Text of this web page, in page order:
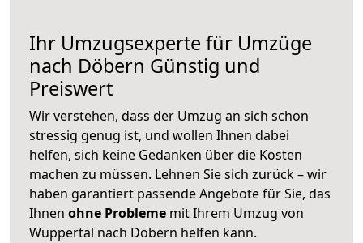
Ihr Umzugsexperte für Umzüge
nach Döbern Günstig und
Preiswert
Wir verstehen, dass der Umzug an sich schon
stressig genug ist, und wollen Ihnen dabei
helfen, sich keine Gedanken über die Kosten
machen zu müssen. Lehnen Sie sich zurück – wir
haben garantiert passende Angebote für Sie, das
Ihnen ohne Probleme mit Ihrem Umzug von
Wuppertal nach Döbern helfen kann.